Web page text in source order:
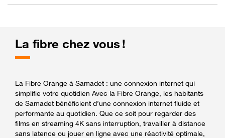
La fibre chez vous !
La Fibre Orange à Samadet : une connexion internet qui
simplifie votre quotidien Avec la Fibre Orange, les habitants
de Samadet bénéficient d’une connexion internet fluide et
performante au quotidien. Que ce soit pour regarder des
films en streaming 4K sans interruption, travailler à distance
sans latence ou jouer en ligne avec une réactivité optimale,